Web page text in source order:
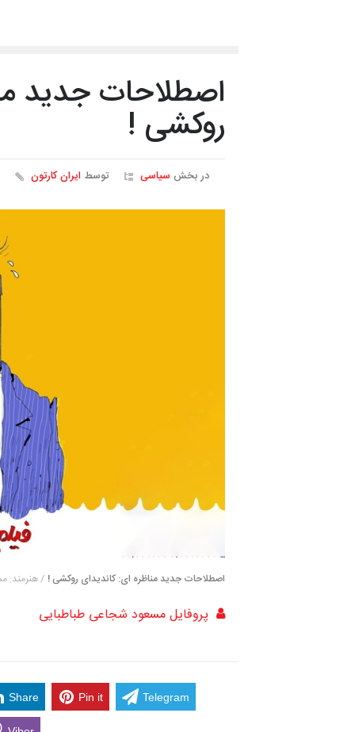
اصطلاحات جدید
روکشی !
در بخش سیاسی توسط ایران کارتون
اصطلاحات جدید مناظره ای: کاندیدای روکشی ! / هنرمند:
پروفایل مسعود شجاعی طباطبایی
Share Pin it Telegram